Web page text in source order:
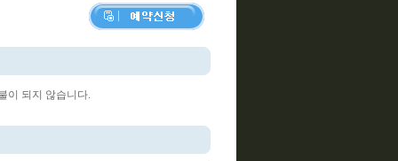
이 되지 않습니다.